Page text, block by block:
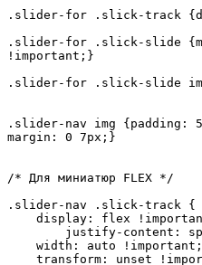
.slider-for .slick-track
.slider-for .slick-slide
!important;}
.slider-for .slick-slide
.slider-nav img {padding:
margin: 0 7px;}
/* Для миниатюр FLEX */
.slider-nav .slick-track {